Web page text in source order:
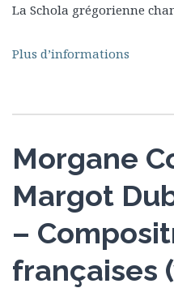
La Schola grégorienne
Plus d’informations
Morgane
Margot
–
françaises